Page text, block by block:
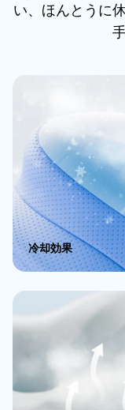
い、ほんとうに
冷却効果